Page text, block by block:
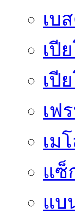
เบ
เปี
เปี
เฟ
เม
แซ็
แบ